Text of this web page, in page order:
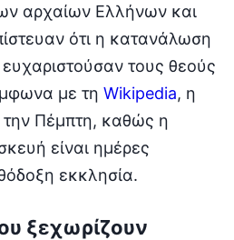
αρχαίων Ελλήνων και
ότι η κατανάλωση
τους θεούς
με τη Wikipedia, η
Πέμπτη, καθώς η
είναι ημέρες
εκκλησία.
ξεχωρίζουν